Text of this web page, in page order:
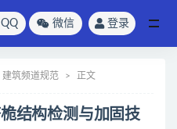
QQ 微信 登录
建筑频道规范 正文
结构检测与加固技